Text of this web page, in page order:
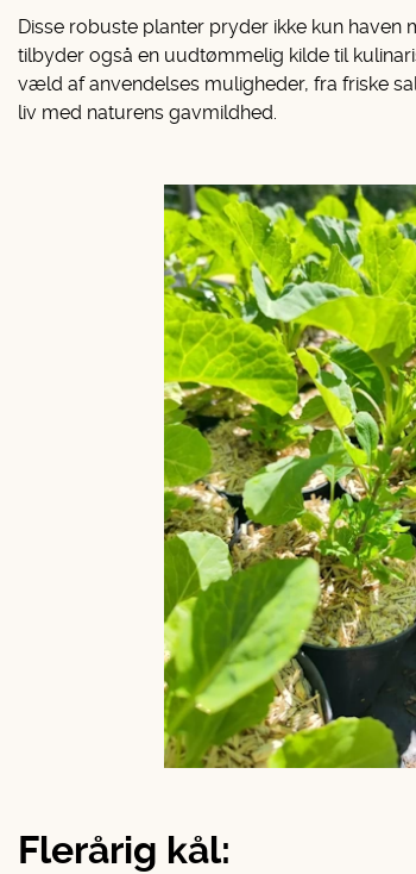
Disse robuste planter pryder ikke kun haven
tilbyder også en uudtømmelig kilde til
væld af anvendelses muligheder, fra friske
liv med naturens gavmildhed.
Flerårig kål: